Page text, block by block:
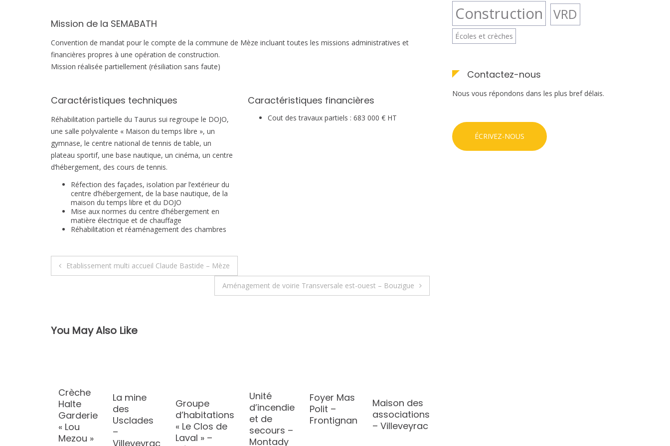
Mission de la SEMABATH
Convention de mandat pour le compte de la commune de Mèze incluant toutes les missions administratives et
financières propres à une opération de construction.
Mission réalisée partiellement (résiliation sans faute)
Caractéristiques techniques
Réhabilitation partielle du Taurus sui regroupe le DOJO,
une salle polyvalente « Maison du temps libre », un
gymnase, le centre national de tennis de table, un
plateau sportif, une base nautique, un cinéma, un centre
d’hébergement, des cours de tennis.
Réfection des façades, isolation par l’extérieur du
centre d’hébergement, de la base nautique, de la
maison du temps libre et du DOJO
Mise aux normes du centre d’hébergement en
matière électrique et de chauffage
Réhabilitation et réaménagement des chambres
Caractéristiques financières
Cout des travaux partiels : 683 000 € HT
Navigation
Etablissement multi accueil Claude Bastide – Mèze
Aménagement de voirie Transversale est-ouest – Bouzigue
You May Also Like
Crèche
Halte
Garderie
« Lou
Mezou »
La mine
des
Usclades
–
Villeveyrac
Groupe
d’habitations
« Le Clos de
Laval » –
Unité
d’incendie
et de
secours –
Montady
Foyer Mas
Polit –
Frontignan
Maison des
associations
– Villeveyrac
Construction VRD
Écoles et crèches
Contactez-nous
Nous vous répondons dans les plus bref délais.
ÉCRIVEZ-NOUS